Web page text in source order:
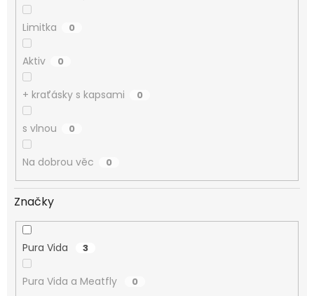
Limitka 0
Aktiv 0
+ kraťásky s kapsami 0
s vlnou 0
Na dobrou věc 0
Značky
Pura Vida 3
Pura Vida a Meatfly 0